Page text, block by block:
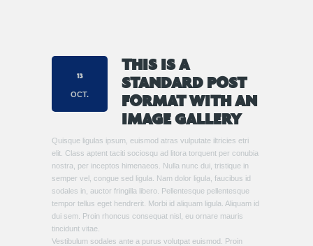
13
OCT.
THIS IS A
STANDARD POST
FORMAT WITH AN
IMAGE GALLERY
Quisque ligulas ipsum, euismod atras vulputate iltricies etri
elit. Class aptent taciti sociosqu ad litora torquent per conubia
nostra, per inceptos himenaeos. Nulla nunc dui, tristique in
semper vel, congue sed ligula. Nam dolor ligula, faucibus id
sodales in, auctor fringilla libero. Pellentesque pellentesque
tempor tellus eget hendrerit. Morbi id aliquam ligula. Aliquam id
dui sem. Proin rhoncus consequat nisl, eu ornare mauris
tincidunt vitae.
Vestibulum sodales ante a purus volutpat euismod. Proin